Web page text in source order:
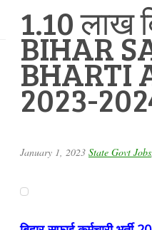
1.10 लाख
BIHAR
BHARTI
2023-
January 1, 2023 State Govt Jobs